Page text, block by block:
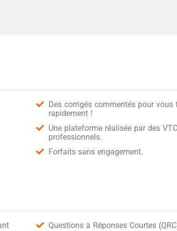
Des corrigés commentés pour vous
rapidement !
Une plateforme réalisée par des
professionnels.
Forfaits sans engagement.
Questions à Réponses Courtes